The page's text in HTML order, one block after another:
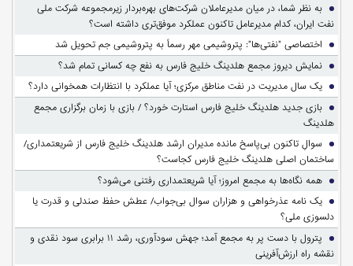
به نظر شما، در میان مدیرعاملان شرکت‌های بهره‌بردار زیرمجموعه شرکت ملی
نفت ایران، کدام مدیرعامل تاکنون عملکرد موفق‌تری داشته است؟
اختصاصی "نفتی‌ها": پتروشیمی مهر رسماً به پتروشیمی جم تحویل شد
نمایش دیروز مجمع هلدینگ خلیج فارس به نفع چه کسانی تمام شد؟
یک سال مدیریت در نفت مناطق مرکزی؛ آیا عملکرد با انتظارات همخوانی دارد؟
بازی جدید هلدینگ خلیج فارس استارت خورد؟ / بازی با زمان برگزاری مجمع
هلدینگ
سوالِ تاکنون بی‌پاسخ مانده مدیران ارشد هلدینگ خلیج فارس از شریعتمداری/
ساختمان اصلی هلدینگ خلیج فارس کجاست؟
همه نگاه‌ها به مجمع امروز؛ آیا شریعتمداری رفتنی می‌شود؟
یک نامه عذرخواهی و هزاران سوال بی‌جواب/ عطش حفظ صندلی و قدرت یا
دلسوزی ملی؟
پترول با دست پر به مجمع آمد؛ جهش سودآوری، رشد ۱۱ برابری سود نقدی و
نقشه راه ارزش‌آفرینی